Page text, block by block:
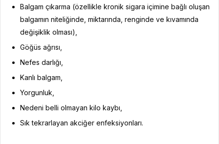
Balgam çıkarma (özellikle kronik sigara içimine bağlı oluşan
balgamın niteliğinde, miktarında, renginde ve kıvamında
değişiklik olması),
Göğüs ağrısı,
Nefes darlığı,
Kanlı balgam,
Yorgunluk,
Nedeni belli olmayan kilo kaybı,
Sık tekrarlayan akciğer enfeksiyonları.